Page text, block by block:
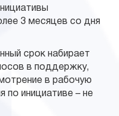
3 месяцев со дня
срок набирает
в поддержку,
в рабочую
по инициативе – не